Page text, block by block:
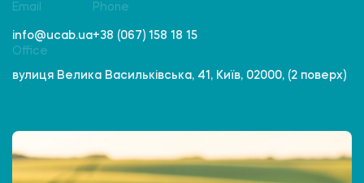
Email
info@ucab.ua
Phone
+38 (067) 158 18 15
Office
вулиця Велика Васильківська, 41, Київ, 02000, (2 поверх)